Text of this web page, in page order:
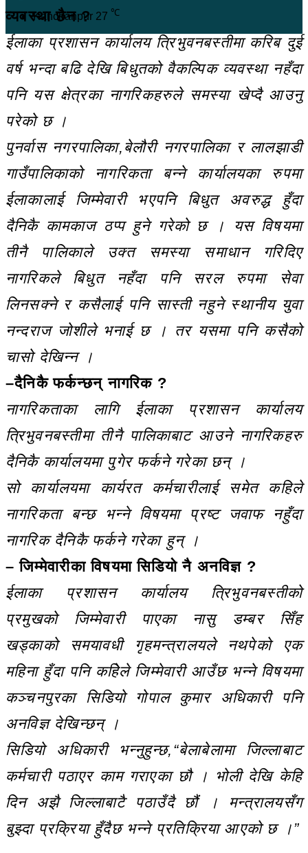
Kanchanpur 27 ℃
व्यवस्था छैन ?
ईलाका प्रशासन कार्यालय त्रिभुवनबस्तीमा करिब दुई
वर्ष भन्दा बढि देखि बिधुतको वैकल्पिक व्यवस्था नहँदा
पनि यस क्षेत्रका नागरिकहरुले समस्या खेप्दै आउनु
परेको छ ।
पुनर्वास नगरपालिका,बेलौरी नगरपालिका र लालझाडी
गाउँपालिकाको नागरिकता बन्ने कार्यालयका रुपमा
ईलाकालाई जिम्मेवारी भएपनि बिधुत अवरुद्ध हुँदा
दैनिकै कामकाज ठप्प हुने गरेको छ । यस विषयमा
तीनै पालिकाले उक्त समस्या समाधान गरिदिए
नागरिकले बिधुत नहँदा पनि सरल रुपमा सेवा
लिनसक्ने र कसैलाई पनि सास्ती नहुने स्थानीय युवा
नन्दराज जोशीले भनाई छ । तर यसमा पनि कसैको
चासो देखिन्न ।
–दैनिकै फर्कन्छन् नागरिक ?
नागरिकताका लागि ईलाका प्रशासन कार्यालय
त्रिभुवनबस्तीमा तीनै पालिकाबाट आउने नागरिकहरु
दैनिकै कार्यालयमा पुगेर फर्कने गरेका छन् ।
सो कार्यालयमा कार्यरत कर्मचारीलाई समेत कहिले
नागरिकता बन्छ भन्ने विषयमा प्रष्ट जवाफ नहुँदा
नागरिक दैनिकै फर्कने गरेका हुन् ।
– जिम्मेवारीका विषयमा सिडियो नै अनविज्ञ ?
ईलाका प्रशासन कार्यालय त्रिभुवनबस्तीको
प्रमुखको जिम्मेवारी पाएका नासु डम्बर सिँह
खड्काको समयावधी गृहमन्त्रालयले नथपेको एक
महिना हुँदा पनि कहिेले जिम्मेवारी आउँछ भन्ने विषयमा
कञ्चनपुरका सिडियो गोपाल कुमार अधिकारी पनि
अनविज्ञ देखिन्छन् ।
सिडियो अधिकारी भन्नुहुन्छ,“बेलाबेलामा जिल्लाबाट
कर्मचारी पठाएर काम गराएका छौ । भोली देखि केहि
दिन अझै जिल्लाबाटै पठाउँदै छौं । मन्त्रालयसँग
बुझ्दा प्रक्रिया हुँदैछ भन्ने प्रतिक्रिया आएको छ ।”